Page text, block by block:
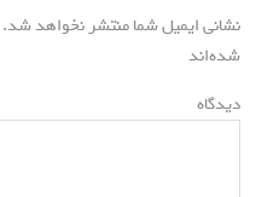
نشانی ایمیل شما منتشر نخواهد شد.
شده‌اند
دیدگاه*